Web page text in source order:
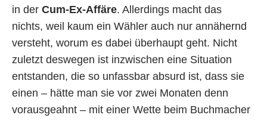
in der Cum-Ex-Affäre. Allerdings macht das
nichts, weil kaum ein Wähler auch nur annähernd
versteht, worum es dabei überhaupt geht. Nicht
zuletzt deswegen ist inzwischen eine Situation
entstanden, die so unfassbar absurd ist, dass sie
einen – hätte man sie vor zwei Monaten denn
vorausgeahnt – mit einer Wette beim Buchmacher